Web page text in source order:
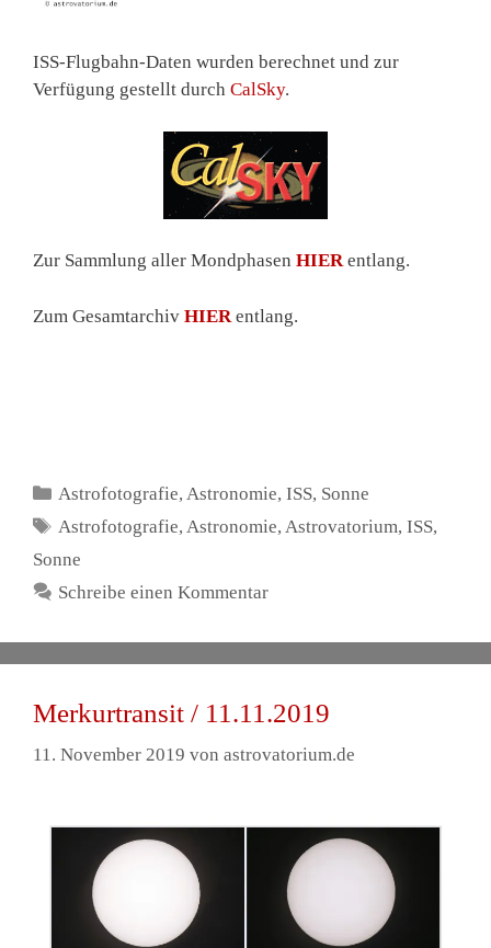
ISS-Flugbahn-Daten wurden berechnet und zur
Verfügung gestellt durch CalSky.
Zur Sammlung aller Mondphasen HIERentlang.
Zum Gesamtarchiv HIERentlang.
Kategorien
Astrofotografie,Astronomie,ISS, Sonne
Schlagwörter
Astrofotografie,Astronomie,Astrovatorium,ISS,
Sonne
Schreibe einen Kommentar
Merkurtransit / 11.11.2019
11. November 2019 von astrovatorium.de